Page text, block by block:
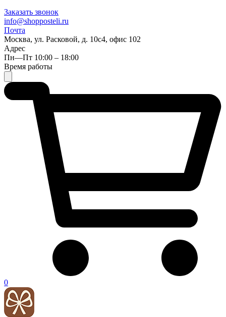
Заказать звонок
info@shopposteli.ru
Почта
Москва, ул. Расковой, д. 10с4, офис 102
Адрес
Пн—Пт 10:00 – 18:00
Время работы
0